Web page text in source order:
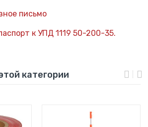
письмо
к УПД 1119 50-200-35.
категории